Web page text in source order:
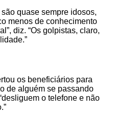
quase sempre idosos,
menos de conhecimento
diz. “Os golpistas, claro,
os beneficiários para
de alguém se passando
o telefone e não